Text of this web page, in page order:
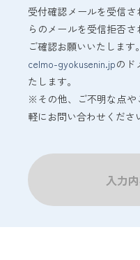
受付確認メールを受信
らのメールを受信拒否さ
ご確認お願いいたします。
celmo-gyokusenin.jpのド
たします。
※その他、ご不明な点や
軽にお問い合わせくださ